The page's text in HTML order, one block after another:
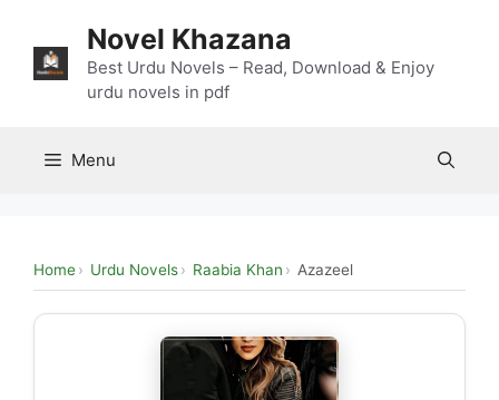
content
Novel Khazana
Best Urdu Novels – Read, Download & Enjoy
urdu novels in pdf
Menu
Home Urdu Novels Raabia Khan Azazeel